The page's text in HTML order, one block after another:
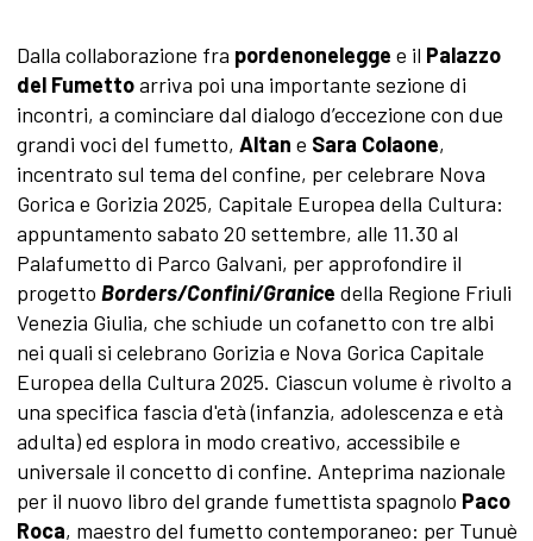
Dalla collaborazione fra pordenonelegge e il Palazzo
del Fumettoarriva poi una importante sezione di
incontri, a cominciare dal dialogo d’eccezione con due
grandi voci del fumetto, Altan e Sara Colaone,
incentrato sul tema del confine, per celebrare Nova
Gorica e Gorizia 2025, Capitale Europea della Cultura:
appuntamento sabato 20 settembre, alle 11.30 al
Palafumetto di Parco Galvani, per approfondire il
progetto Borders/Confini/Granice della Regione Friuli
Venezia Giulia, che schiude un cofanetto con tre albi
nei quali si celebrano Gorizia e Nova Gorica Capitale
Europea della Cultura 2025. Ciascun volume è rivolto a
una specifica fascia d'età (infanzia, adolescenza e età
adulta) ed esplora in modo creativo, accessibile e
universale il concetto di confine. Anteprima nazionale
per il nuovo libro del grande fumettista spagnolo Paco
Roca, maestro del fumetto contemporaneo: per Tunuè